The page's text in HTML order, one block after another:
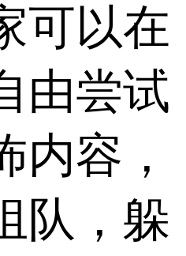
可以在
由尝试
内容，
队，躲